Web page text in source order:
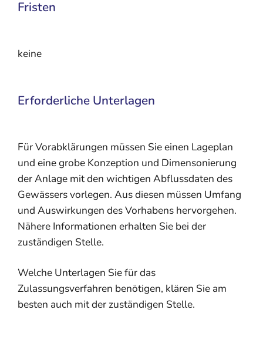
Fristen
keine
Erforderliche Unterlagen
Für Vorabklärungen müssen Sie einen Lageplan
und eine grobe Konzeption und Dimensonierung
der Anlage mit den wichtigen Abflussdaten des
Gewässers vorlegen. Aus diesen müssen Umfang
und Auswirkungen des Vorhabens hervorgehen.
Nähere Informationen erhalten Sie bei der
zuständigen Stelle.
Welche Unterlagen Sie für das
Zulassungsverfahren benötigen, klären Sie am
besten auch mit der zuständigen Stelle.